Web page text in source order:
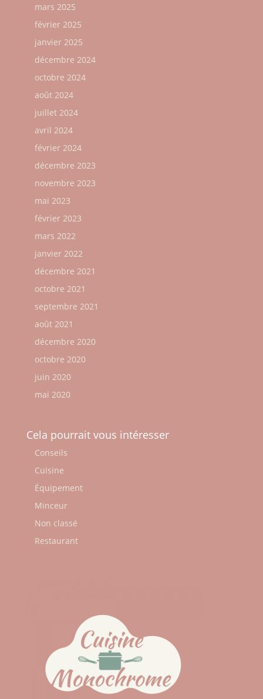
mars 2025
février 2025
janvier 2025
décembre 2024
octobre 2024
août 2024
juillet 2024
avril 2024
février 2024
décembre 2023
novembre 2023
mai 2023
février 2023
mars 2022
janvier 2022
décembre 2021
octobre 2021
septembre 2021
août 2021
décembre 2020
octobre 2020
juin 2020
mai 2020
Cela pourrait vous intéresser
Conseils
Cuisine
Équipement
Minceur
Non classé
Restaurant